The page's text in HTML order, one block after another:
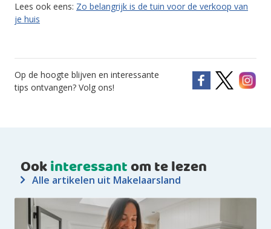
Lees ook eens: Zo belangrijk is de tuin voor de verkoop van
je huis
Op de hoogte blijven en interessante
tips ontvangen? Volg ons!
Ookinteressantom te lezen
Alle artikelen uit Makelaarsland